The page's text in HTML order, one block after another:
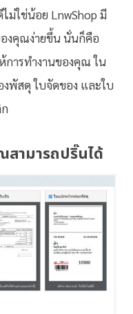
ม่ใช่น้อย LnwShop มี
งคุณง่ายขึ้น นั่นก็คือ
ารทำงานของคุณ ใน
งพัสดุ ใบจัดของ และใบ
ามารถปริ๊นได้